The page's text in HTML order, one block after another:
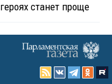
станет проще